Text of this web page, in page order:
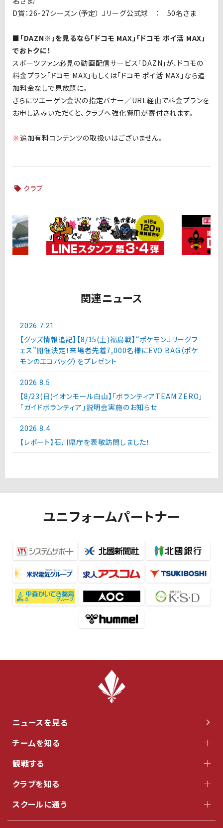
D賞：26-27シーズン（予定） Ｊリーグ公式球 ： 50名さま
■「DAZN※」を見るなら「ドコモ MAX」「ドコモ ポイ活 MAX」
でおトクに！
スポーツファン必見の動画配信サービス「DAZN」が、ドコモの
料金プラン「ドコモ MAX」もしくは「ドコモ ポイ活 MAX」なら追
加料金なしで見放題に。
さらにツエーゲン金沢の指定バナー／URL経由で料金プランを
お申し込みいただくと、クラブへ強化費用が寄付されます。
※ 追加有料コンテンツの取扱いはございません。
クラブ
関連ニュース
2026.7.21
【グッズ情報追記】【8/15(土)福島戦】“ポケモンＪリーグフ
ェス”開催決定！来場者先着7,000名様にEVO BAG（ポケ
モンのエコバッグ）をプレゼント
2026.8.5
【8/23(日)イオンモール白山】「ボランティアTEAM ZERO」
「ガイドボランティア」説明会実施のお知らせ
2026.8.4
【レポート】石川県庁を表敬訪問しました！
ユニフォームパートナー
ニュースを見る
チームを知る
観戦する
クラブを知る
スクールに通う